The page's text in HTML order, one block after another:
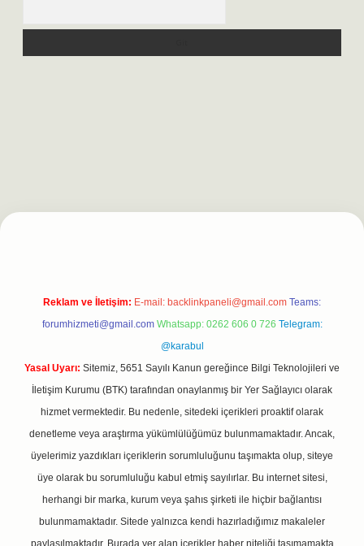
Reklam ve İletişim: E-mail: backlinkpaneli@gmail.com Teams:
forumhizmeti@gmail.com Whatsapp: 0262 606 0 726 Telegram:
@karabul
Yasal Uyarı: Sitemiz, 5651 Sayılı Kanun gereğince Bilgi Teknolojileri ve
İletişim Kurumu (BTK) tarafından onaylanmış bir Yer Sağlayıcı olarak
hizmet vermektedir. Bu nedenle, sitedeki içerikleri proaktif olarak
denetleme veya araştırma yükümlülüğümüz bulunmamaktadır. Ancak,
üyelerimiz yazdıkları içeriklerin sorumluluğunu taşımakta olup, siteye
üye olarak bu sorumluluğu kabul etmiş sayılırlar. Bu internet sitesi,
herhangi bir marka, kurum veya şahıs şirketi ile hiçbir bağlantısı
bulunmamaktadır. Sitede yalnızca kendi hazırladığımız makaleler
paylaşılmaktadır. Burada yer alan içerikler haber niteliği taşımamakta